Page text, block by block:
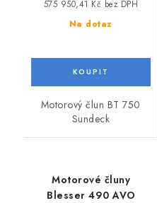
Na dotaz
575 950,41 Kč bez DPH
Motorový člun BT 750
Sundeck
Motorové čluny
Blesser 490 AVO